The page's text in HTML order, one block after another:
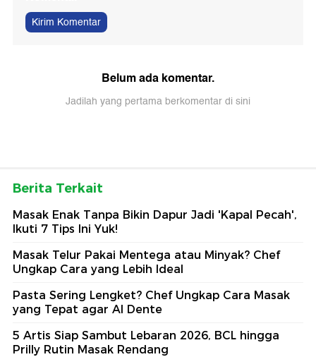
Kirim Komentar
Belum ada komentar.
Jadilah yang pertama berkomentar di sini
Berita Terkait
Masak Enak Tanpa Bikin Dapur Jadi 'Kapal Pecah',
Ikuti 7 Tips Ini Yuk!
Masak Telur Pakai Mentega atau Minyak? Chef
Ungkap Cara yang Lebih Ideal
Pasta Sering Lengket? Chef Ungkap Cara Masak
yang Tepat agar Al Dente
5 Artis Siap Sambut Lebaran 2026, BCL hingga
Prilly Rutin Masak Rendang